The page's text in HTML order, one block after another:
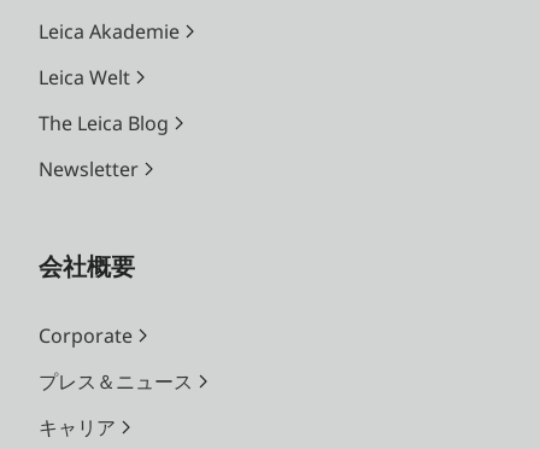
Leica Akademie
Leica Welt
The Leica Blog
Newsletter
会社概要
Corporate
プレス＆ニュース
キャリア